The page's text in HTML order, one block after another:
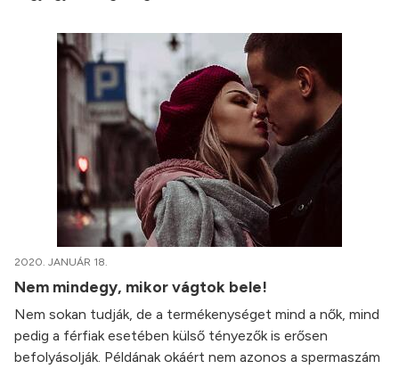
2020. JANUÁR 18.
Nem mindegy, mikor vágtok bele!
Nem sokan tudják, de a termékenységet mind a nők, mind
pedig a férfiak esetében külső tényezők is erősen
befolyásolják. Példának okáért nem azonos a spermaszám